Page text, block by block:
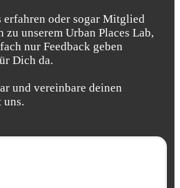
erfahren oder sogar Mitglied
zu unserem Urban Places Lab,
nur Feedback geben
Dich da.
und vereinbare deinen
uns.